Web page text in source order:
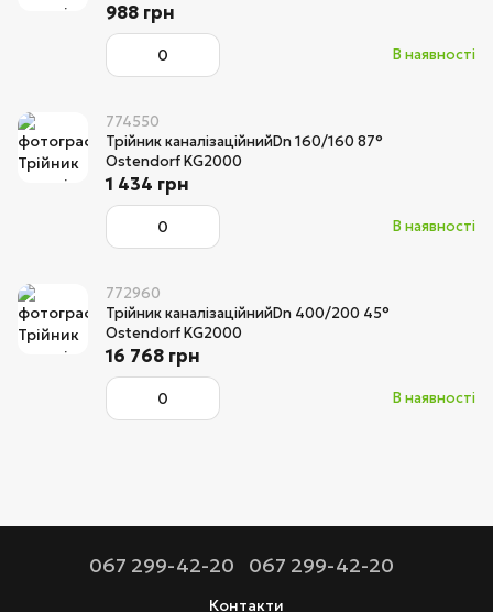
В наявності
988 грн
774550
Трійник каналізаційнийDn 160/160 87°
Ostendorf KG2000
В наявності
1 434 грн
772960
Трійник каналізаційнийDn 400/200 45°
Ostendorf KG2000
В наявності
16 768 грн
067 299-42-20 067 299-42-20
Контакти